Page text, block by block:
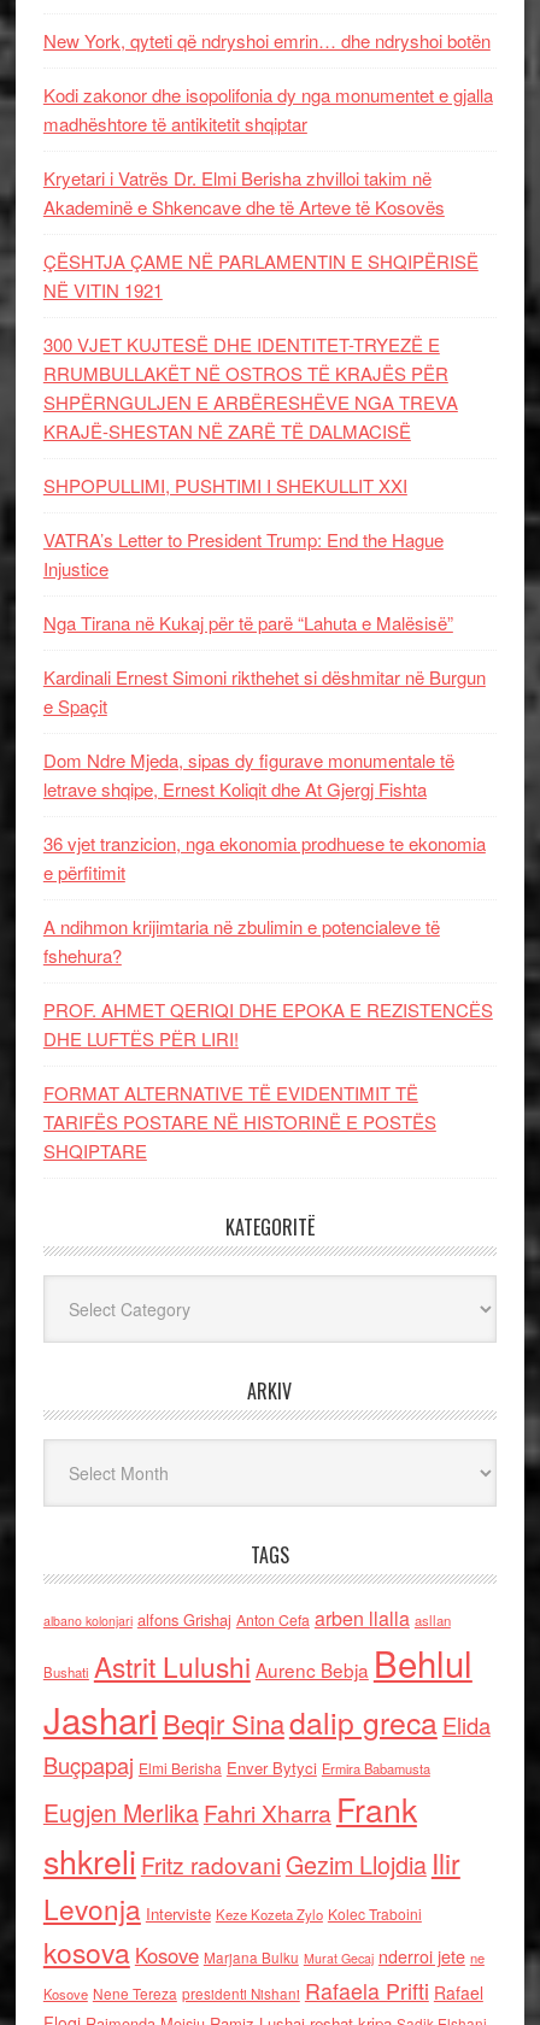
New York, qyteti që ndryshoi emrin… dhe ndryshoi botën
Kodi zakonor dhe isopolifonia dy nga monumentet e gjalla
madhështore të antikitetit shqiptar
Kryetari i Vatrës Dr. Elmi Berisha zhvilloi takim në
Akademinë e Shkencave dhe të Arteve të Kosovës
ÇËSHTJA ÇAME NË PARLAMENTIN E SHQIPËRISË
NË VITIN 1921
300 VJET KUJTESË DHE IDENTITET-TRYEZË E
RRUMBULLAKËT NË OSTROS TË KRAJËS PËR
SHPËRNGULJEN E ARBËRESHËVE NGA TREVA
KRAJË-SHESTAN NË ZARË TË DALMACISË
SHPOPULLIMI, PUSHTIMI I SHEKULLIT XXI
VATRA’s Letter to President Trump: End the Hague
Injustice
Nga Tirana në Kukaj për të parë “Lahuta e Malësisë”
Kardinali Ernest Simoni rikthehet si dëshmitar në Burgun
e Spaçit
Dom Ndre Mjeda, sipas dy figurave monumentale të
letrave shqipe, Ernest Koliqit dhe At Gjergj Fishta
36 vjet tranzicion, nga ekonomia prodhuese te ekonomia
e përfitimit
A ndihmon krijimtaria në zbulimin e potencialeve të
fshehura?
PROF. AHMET QERIQI DHE EPOKA E REZISTENCЁS
DHE LUFTЁS PЁR LIRI!
FORMAT ALTERNATIVE TË EVIDENTIMIT TË
TARIFËS POSTARE NË HISTORINË E POSTËS
SHQIPTARE
KATEGORITË
ARKIV
TAGS
albano kolonjari alfons Grishaj Anton Cefa arben llalla asllan
Bushati Astrit Lulushi Aurenc Bebja Behlul
Jashari Beqir Sinadalip grecaElida
Buçpapaj Elmi Berisha Enver Bytyci Ermira Babamusta
Eugjen MerlikaFahri Xharra Frank
shkreli Fritz radovaniGezim Llojdia Ilir
Levonja Interviste Keze Kozeta Zylo Kolec Traboini
kosova Kosove Marjana Bulku Murat Gecaj nderroi jete ne
Kosove Nene Tereza presidenti Nishani Rafaela Prifti Rafael